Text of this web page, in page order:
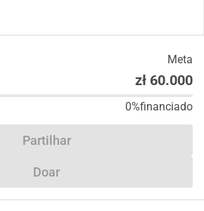
Meta
zł 60.000
0%financiado
Partilhar
Doar